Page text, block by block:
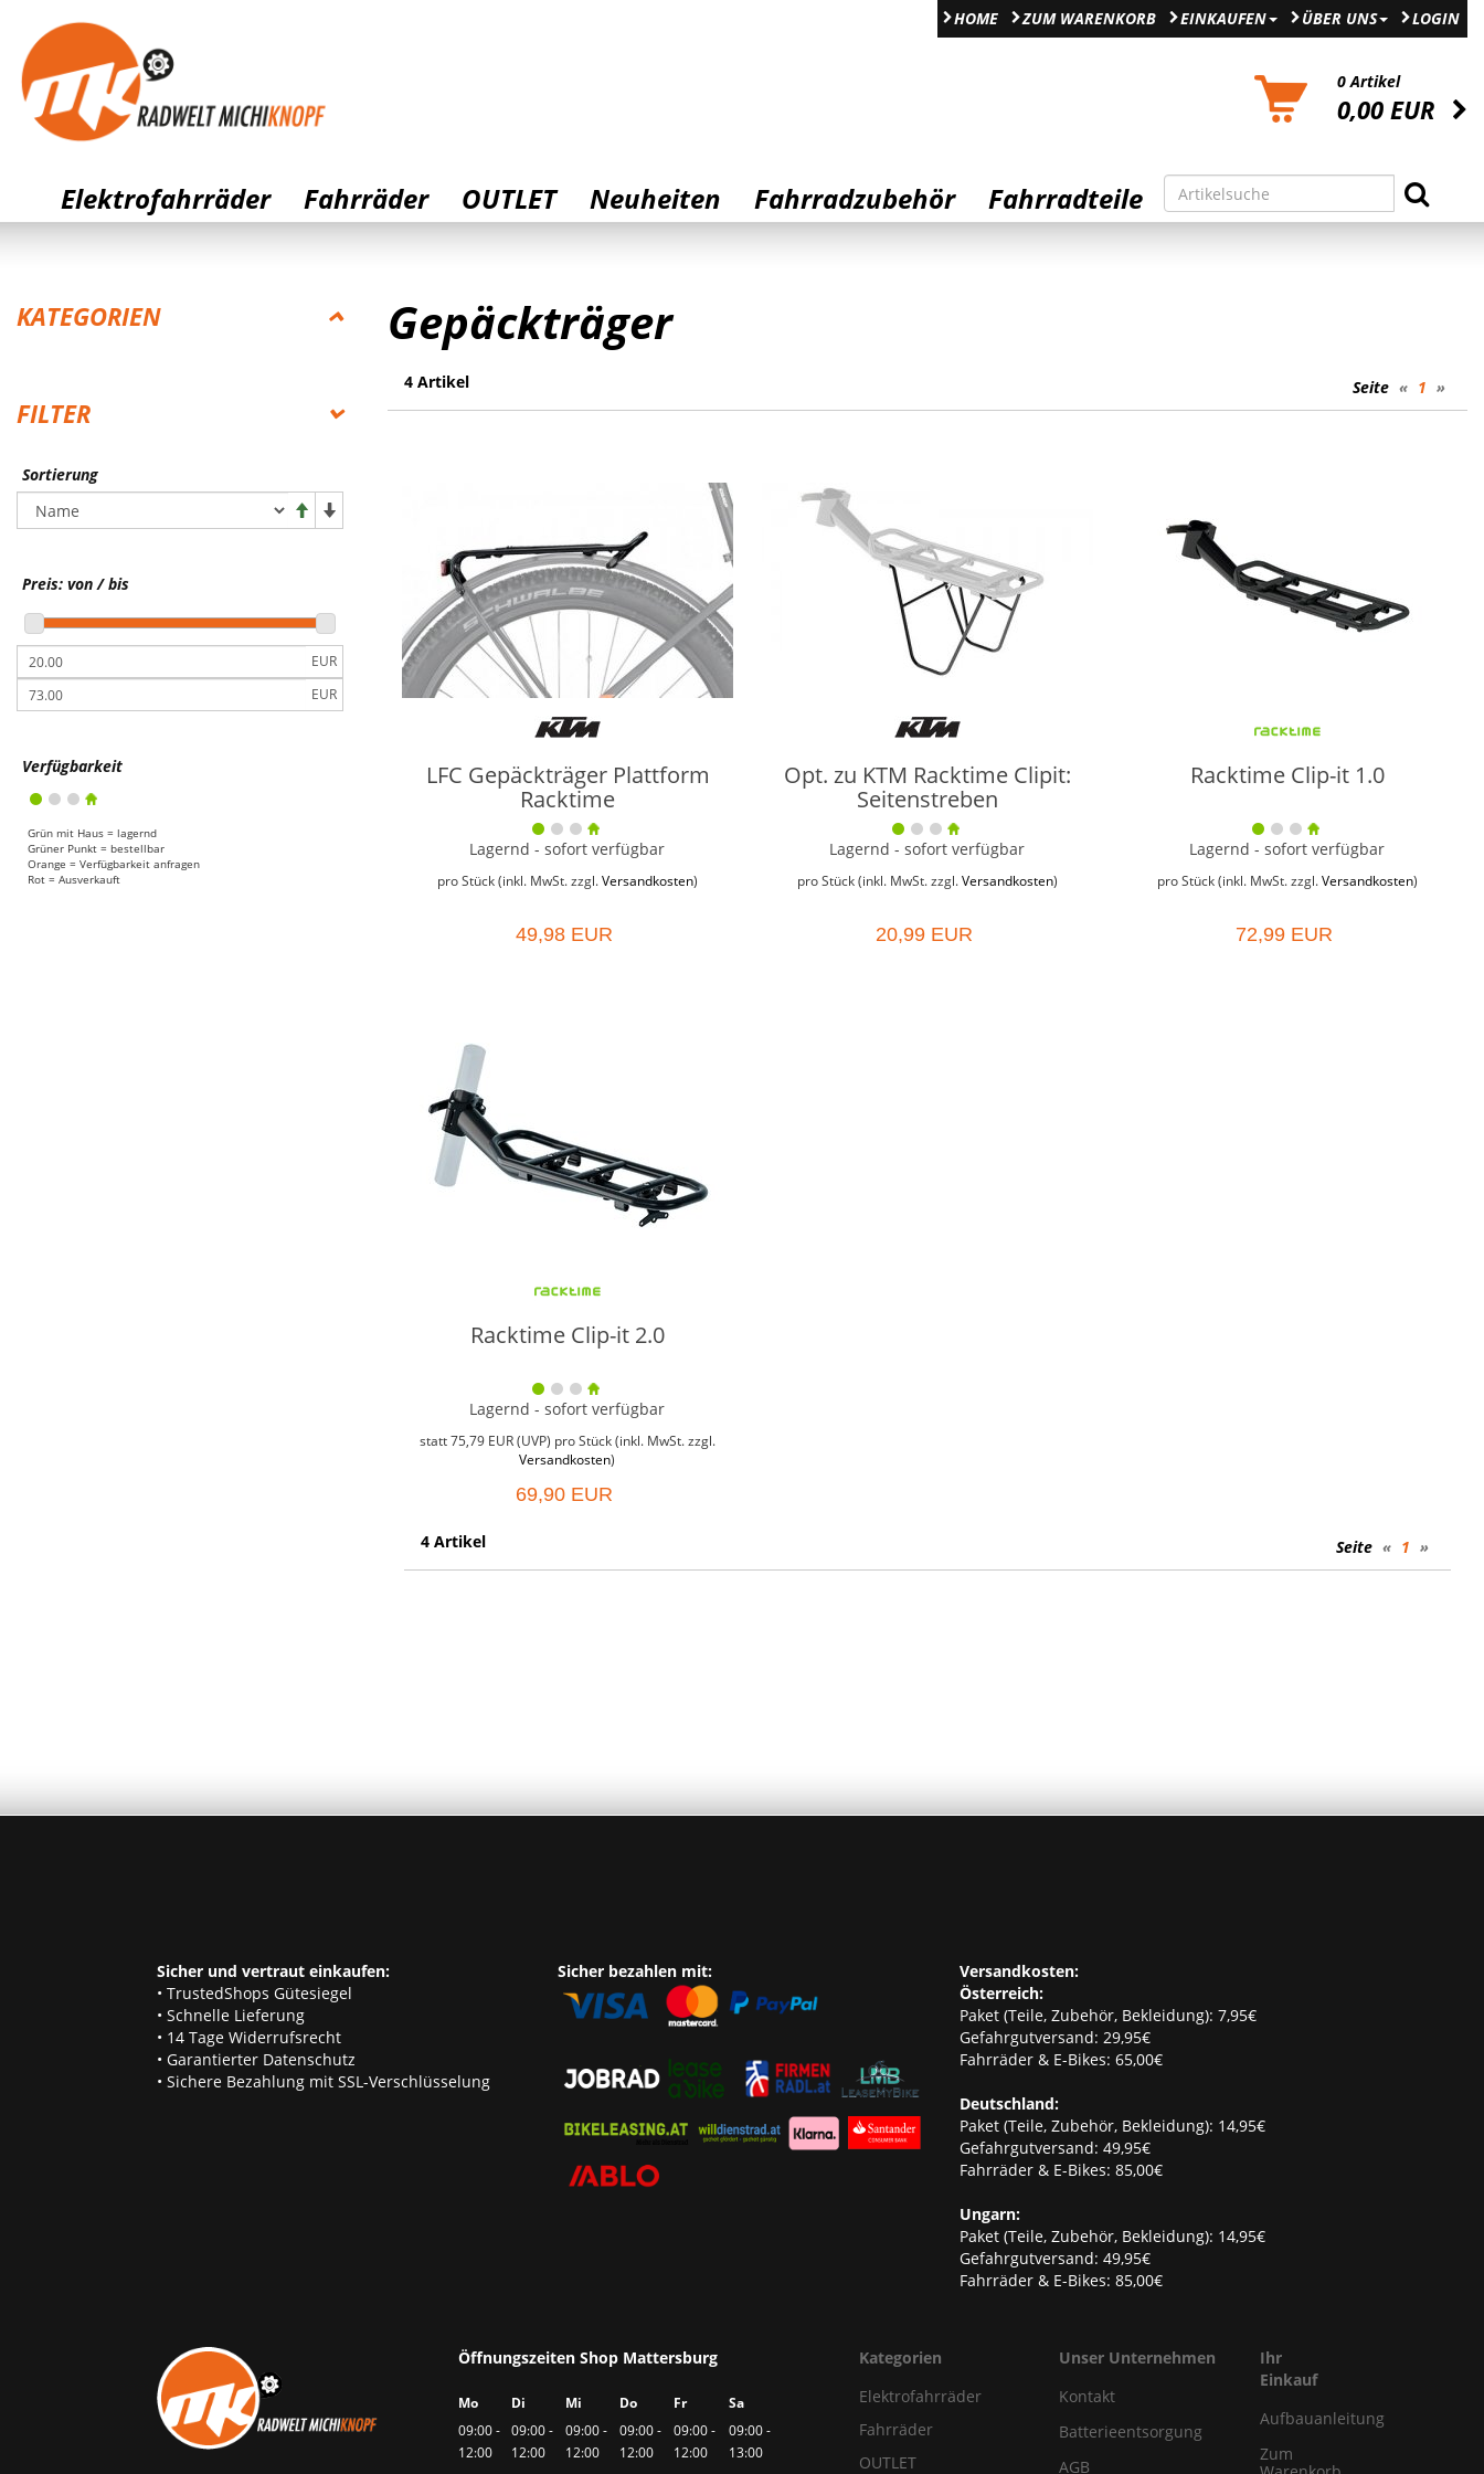
LOGIN
HOME ZUM WARENKORB EINKAUFEN ÜBER UNS
0 Artikel
0,00 EUR
Elektrofahrräder Fahrräder OUTLET Neuheiten Fahrradzubehör Fahrradteile
KATEGORIEN
FAHRRÄDER
OUTLET
NEUHEITEN
FAHRRADZUBEHÖR
Fahrradzubehör Bestseller
Schlösser
Beleuchtung
Gepäckträgertaschen
Fahrradhelme
Körbe
Spiegel
FILTER
Sortierung
Preis: von / bis
EUR
EUR
Verfügbarkeit
Grün mit Haus = lagernd
Grüner Punkt = bestellbar
Orange = Verfügbarkeit anfragen
Rot = Ausverkauft
Gepäckträger
Seite « 1 »
4 Artikel
LFC Gepäckträger Plattform
Racktime
Lagernd - sofort verfügbar
pro Stück (inkl. MwSt. zzgl. Versandkosten)
49,98 EUR
Opt. zu KTM Racktime Clipit:
Seitenstreben
Lagernd - sofort verfügbar
pro Stück (inkl. MwSt. zzgl. Versandkosten)
20,99 EUR
Racktime Clip-it 1.0
Lagernd - sofort verfügbar
pro Stück (inkl. MwSt. zzgl. Versandkosten)
72,99 EUR
Racktime Clip-it 2.0
Lagernd - sofort verfügbar
statt75,79 EUR(UVP) pro Stück (inkl. MwSt. zzgl.
Versandkosten)
69,90 EUR
Seite « 1 »
4 Artikel
Sicher und vertraut einkaufen:
• TrustedShops Gütesiegel
• Schnelle Lieferung
• 14 Tage Widerrufsrecht
• Garantierter Datenschutz
• Sichere Bezahlung mit SSL-Verschlüsselung
Sicher bezahlen mit:
Versandkosten:
Österreich:
Paket (Teile, Zubehör, Bekleidung): 7,95€
Gefahrgutversand: 29,95€
Fahrräder & E-Bikes: 65,00€
Deutschland:
Paket (Teile, Zubehör, Bekleidung): 14,95€
Gefahrgutversand: 49,95€
Fahrräder & E-Bikes: 85,00€
Ungarn:
Paket (Teile, Zubehör, Bekleidung): 14,95€
Gefahrgutversand: 49,95€
Fahrräder & E-Bikes: 85,00€
Öffnungszeiten Shop Mattersburg
Mo Di Mi Do Fr
Sa
09:00 -
12:00
09:00 -
12:00
09:00 -
12:00
09:00 -
12:00
09:00 -
12:00
09:00 -
13:00
Kategorien
Elektrofahrräder
Fahrräder
OUTLET
Unser Unternehmen
Kontakt
Batterieentsorgung
AGB
Ihr
Einkauf
Aufbauanleitung
Zum